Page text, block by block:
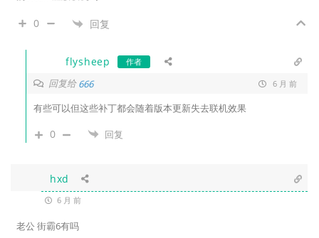
0 回复
flysheep 作者
回复给666 6 月 前
有些可以但这些补丁都会随着版本更新失去联机效果
0 回复
hxd
6 月 前
老公 街霸6有吗